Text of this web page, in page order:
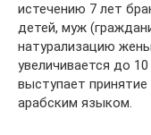
истечению 7 лет
детей, муж
натурализацию
увеличивается до
выступает
арабским языком.